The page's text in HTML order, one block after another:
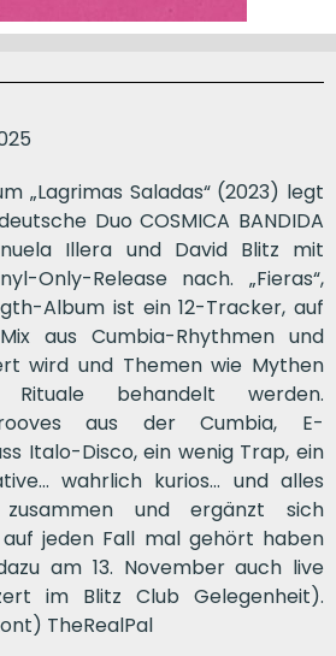
„Lagrimas Saladas“ (2023) legt
Duo COSMICA BANDIDA
Illera und David Blitz mit
Only-Release nach. „Fieras“,
Album ist ein 12-Tracker, auf
aus Cumbia-Rhythmen und
wird und Themen wie Mythen
behandelt werden.
aus der Cumbia, E-
Italo-Disco, ein wenig Trap, ein
wahrlich kurios… und alles
und ergänzt sich
jeden Fall mal gehört haben
am 13. November auch live
im Blitz Club Gelegenheit).
TheRealPal